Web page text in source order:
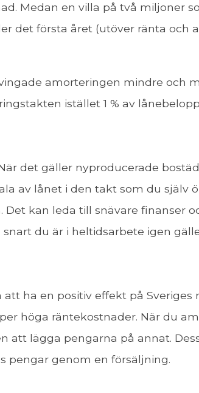
Medan en villa på två miljoner
det första året (utöver ränta
amorteringen mindre och
istället 1 % av
det gäller nyproducerade
av lånet i den takt som du själv
Det kan leda till snävare finanser
du är i heltidsarbete igen
ha en positiv effekt på
höga räntekostnader. När du
att lägga pengarna på annat.
pengar genom en försäljning.